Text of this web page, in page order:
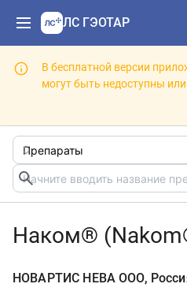
ЛС ГЭОТАР
В бесплатной версии
могут быть недоступны
Наком®
НОВАРТИС НЕВА ООО,